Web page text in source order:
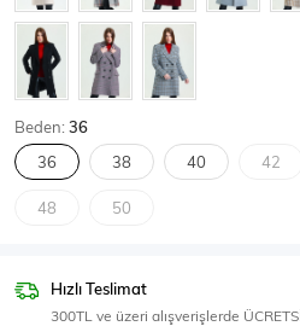
Body Atlet
SPOR GİYİM
Eşofman Üstü
Beden:36
36 38 40 42
48 50
Hızlı Teslimat
300TL ve üzeri alışverişlerde